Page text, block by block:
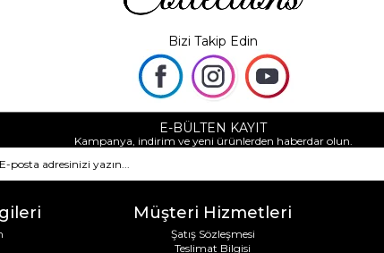
Bizi Takip Edin
E-BÜLTEN KAYIT
Kampanya, indirim ve yeni ürünlerden haberdar olun.
Müşteri Hizmetleri
Şatış Sözleşmesi
Teslimat Bilgisi